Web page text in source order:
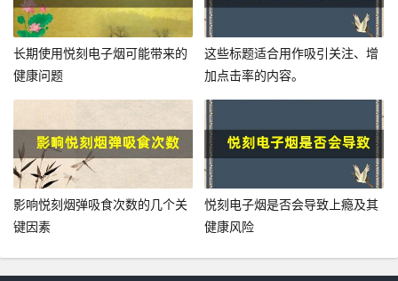
长期使用悦刻电子烟可能带来的
健康问题
这些标题适合用作吸引关注、增
加点击率的内容。
影响悦刻烟弹吸食次数的几个关
键因素
悦刻电子烟是否会导致上瘾及其
健康风险